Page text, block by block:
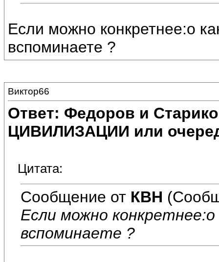
Если можно конкретнее:о
вспоминаете ?
Виктор66
Ответ: Федоров и
ЦИВИЛИЗАЦИИ или
Цитата:
Сообщение от КВН
Если можно
вспоминаете ?